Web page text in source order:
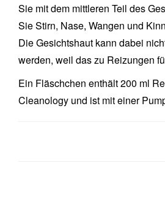
Sie mit dem mittleren Teil des
Sie Stirn, Nase, Wangen und
Die Gesichtshaut kann dabei
werden, weil das zu Reizungen
Ein Fläschchen enthält 200 ml
Cleanology und ist mit einer